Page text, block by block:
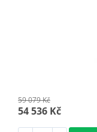
59 079 Kč
54 536 Kč